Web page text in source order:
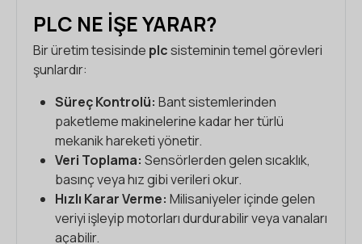
PLC NE İŞE YARAR?
Bir üretim tesisinde plcsisteminin temel görevleri
şunlardır:
Süreç Kontrolü: Bant sistemlerinden
paketleme makinelerine kadar her türlü
mekanik hareketi yönetir.
Veri Toplama: Sensörlerden gelen sıcaklık,
basınç veya hız gibi verileri okur.
Hızlı Karar Verme: Milisaniyeler içinde gelen
veriyi işleyip motorları durdurabilir veya vanaları
açabilir.